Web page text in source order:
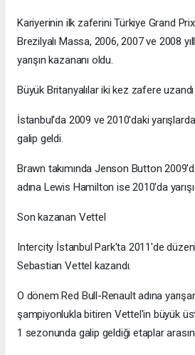
Kariyerinin ilk zaferini Türkiye Grand
Brezilyalı Massa, 2006, 2007 ve 2008
yarışın kazananı oldu.
Büyük Britanyalılar iki kez zafere uzandı
İstanbul'da 2009 ve 2010'daki
galip geldi.
Brawn takımında Jenson Button
adına Lewis Hamilton ise 2010'da
Son kazanan Vettel
Intercity İstanbul Park'ta 2011'de
Sebastian Vettel kazandı.
O dönem Red Bull-Renault adına yarışan
şampiyonlukla bitiren Vettel'in büyük
1 sezonunda galip geldiği etaplar